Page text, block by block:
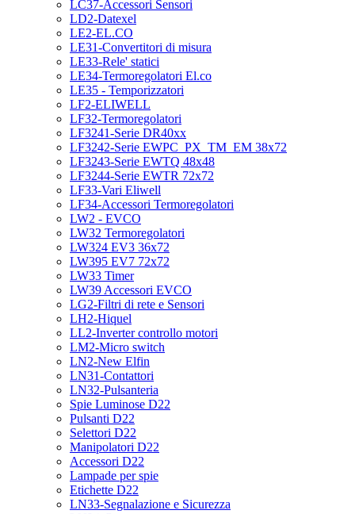
LC37-Accessori Sensori
LD2-Datexel
LE2-EL.CO
LE31-Convertitori di misura
LE33-Rele' statici
LE34-Termoregolatori El.co
LE35 - Temporizzatori
LF2-ELIWELL
LF32-Termoregolatori
LF3241-Serie DR40xx
LF3242-Serie EWPC_PX_TM_EM 38x72
LF3243-Serie EWTQ 48x48
LF3244-Serie EWTR 72x72
LF33-Vari Eliwell
LF34-Accessori Termoregolatori
LW2 - EVCO
LW32 Termoregolatori
LW324 EV3 36x72
LW395 EV7 72x72
LW33 Timer
LW39 Accessori EVCO
LG2-Filtri di rete e Sensori
LH2-Hiquel
LL2-Inverter controllo motori
LM2-Micro switch
LN2-New Elfin
LN31-Contattori
LN32-Pulsanteria
Spie Luminose D22
Pulsanti D22
Selettori D22
Manipolatori D22
Accessori D22
Lampade per spie
Etichette D22
LN33-Segnalazione e Sicurezza